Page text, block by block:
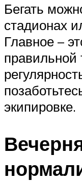
Бегать
стадионах
Главное –
правильной
экипировке.